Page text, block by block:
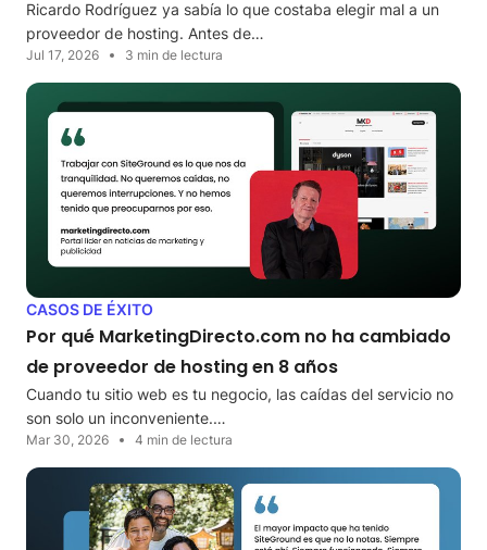
Ricardo Rodríguez ya sabía lo que costaba elegir mal a un
proveedor de hosting. Antes de…
Jul 17, 2026 3 min de lectura
CASOS DE ÉXITO
Por qué MarketingDirecto.com no ha cambiado
de proveedor de hosting en 8 años
Cuando tu sitio web es tu negocio, las caídas del servicio no
son solo un inconveniente.…
Mar 30, 2026 4 min de lectura